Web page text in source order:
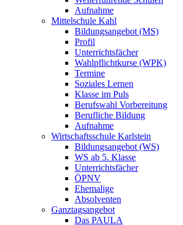
Aufnahme
Mittelschule Kahl
Bildungsangebot (MS)
Profil
Unterrichtsfächer
Wahlpflichtkurse (WPK)
Termine
Soziales Lernen
Klasse im Puls
Berufswahl Vorbereitung
Berufliche Bildung
Aufnahme
Wirtschaftsschule Karlstein
Bildungsangebot (WS)
WS ab 5. Klasse
Unterrichtsfächer
ÖPNV
Ehemalige
Absolventen
Ganztagsangebot
Das PAULA